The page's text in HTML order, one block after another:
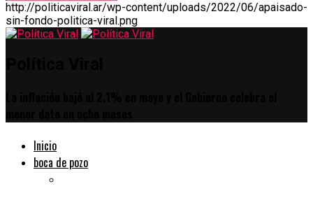
http://politicaviral.ar/wp-content/uploads/2022/06/apaisado-
sin-fondo-politica-viral.png
Inicio
boca de pozo